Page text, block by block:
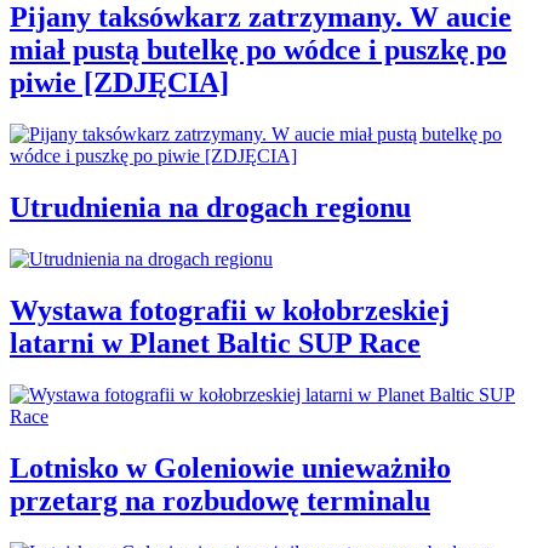
Pijany taksówkarz zatrzymany. W aucie
miał pustą butelkę po wódce i puszkę po
piwie [ZDJĘCIA]
Utrudnienia na drogach regionu
Wystawa fotografii w kołobrzeskiej
latarni w Planet Baltic SUP Race
Lotnisko w Goleniowie unieważniło
przetarg na rozbudowę terminalu